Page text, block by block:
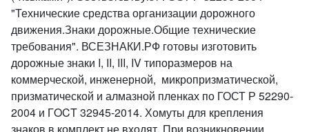
"Технические средства организации дорожного
движения.Знаки дорожные.Общие технические
требования". ВСЕЗНАКИ.РФ готовы изготовить
дорожные знаки I, II, III, IV типоразмеров на
коммерческой, инженерной, микропризматической,
призматической и алмазной пленках по ГОСТ Р 52290-
2004 и ГOCT 32945-2014. Хомуты для крепления